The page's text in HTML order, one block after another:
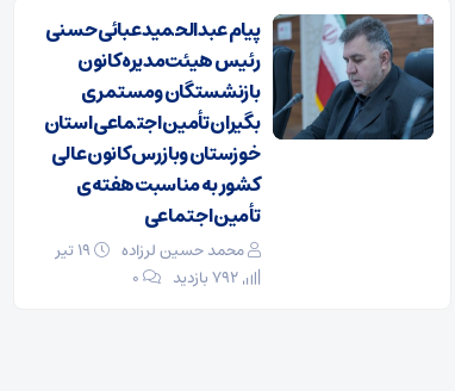
پیام عبدالحمید عبائی حسنی
رئیس هیئت‌مدیره کانون
بازنشستگان ومستمری
بگیران تأمین اجتماعی استان
خوزستان وبازرس کانون عالی
کشور به مناسبت هفته‌ی
تأمین اجتماعی
محمد حسین لرزاده
792 بازدید
۰